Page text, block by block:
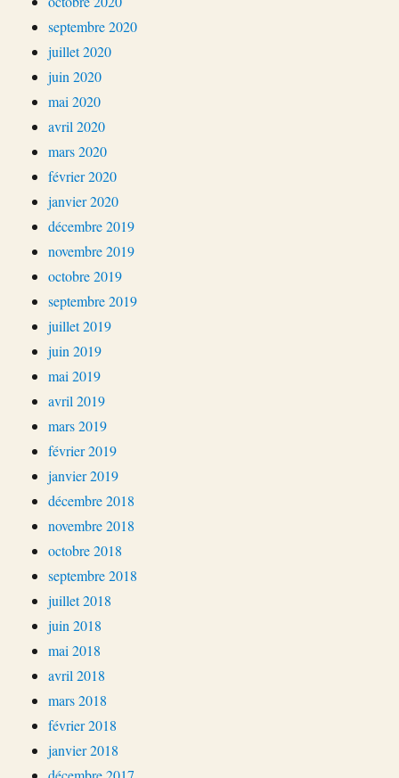
septembre 2020
juillet 2020
juin 2020
mai 2020
avril 2020
mars 2020
février 2020
janvier 2020
décembre 2019
novembre 2019
octobre 2019
septembre 2019
juillet 2019
juin 2019
mai 2019
avril 2019
mars 2019
février 2019
janvier 2019
décembre 2018
novembre 2018
octobre 2018
septembre 2018
juillet 2018
juin 2018
mai 2018
avril 2018
mars 2018
février 2018
janvier 2018